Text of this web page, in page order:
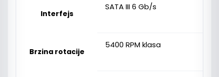
Interfejs
SATA III 6 Gb/s
Brzina rotacije
5400 RPM klasa